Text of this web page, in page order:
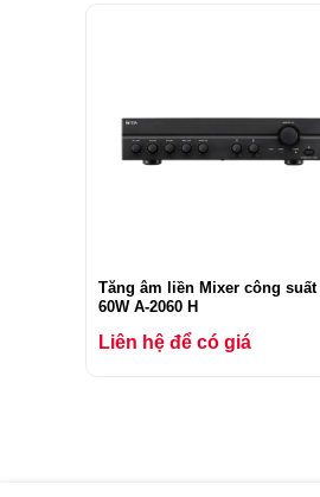
Tăng âm liền Mixer công suất
60W A-2060 H
Liên hệ để có giá